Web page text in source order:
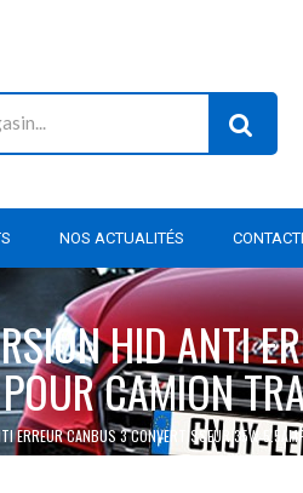
NOS ACTUALITÉS
HID ANTI
CAMION
ERREUR CANBUS 3 CONVERTISSEUR 35W